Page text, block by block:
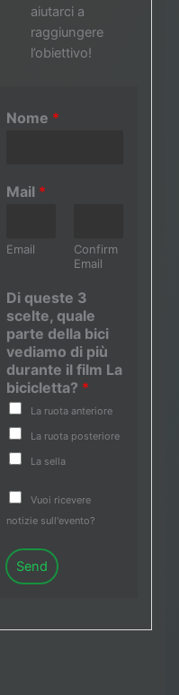
aiutarci a
raggiungere
l’obiettivo!
Nome *
Mail *
Email
Confirm
Email
Di queste 3
scelte, quale
parte della bici
vediamo di più
durante il film La
bicicletta? *
La ruota anteriore
La ruota posteriore
La sella
Vuoi ricevere
notizie sull'evento?
Send